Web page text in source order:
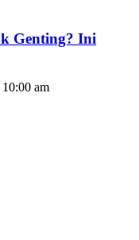
Genting? Ini
am